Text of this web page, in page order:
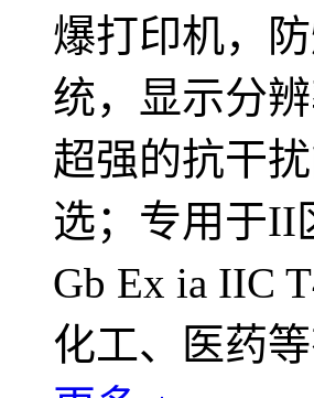
爆打印机，
统，显示分
超强的抗干
选；专用于II
Gb Ex ia IIC
化工、医药